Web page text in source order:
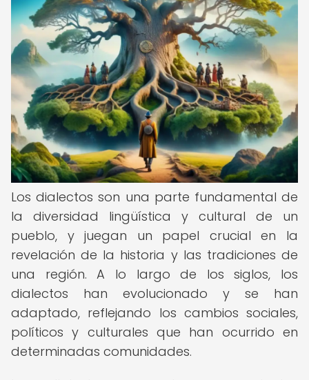
Los dialectos son una parte fundamental de
la diversidad lingüística y cultural de un
pueblo, y juegan un papel crucial en la
revelación de la historia y las tradiciones de
una región. A lo largo de los siglos, los
dialectos han evolucionado y se han
adaptado, reflejando los cambios sociales,
políticos y culturales que han ocurrido en
determinadas comunidades.